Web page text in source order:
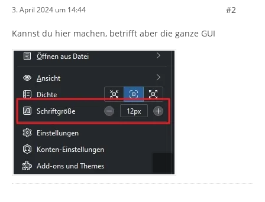
3. April 2024 um 14:44 #2
Kannst du hier machen, betrifft aber die ganze GUI